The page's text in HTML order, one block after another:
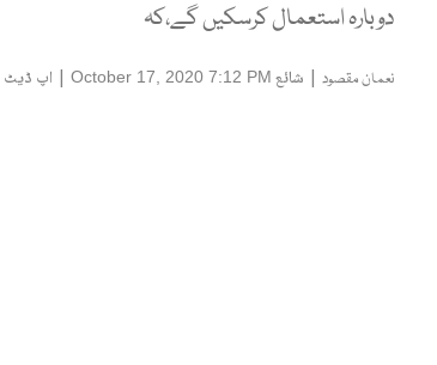
دوبارہ استعمال کرسکیں گے،کہ
نعمان مقصود | شائع October 17, 2020 7:12 PM
| اپ ڈیٹ